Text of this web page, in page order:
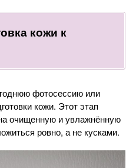
кожи к
фотосессию или
кожи. Этот этап
очищенную и увлажнённую
ровно, а не кусками.